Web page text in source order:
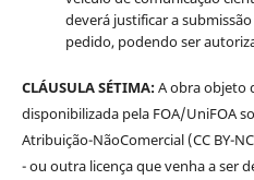
deverá justificar a
pedido, podendo ser
CLÁUSULA SÉTIMA:A obra objeto
disponibilizada pela FOA/UniFOA
Atribuição-NãoComercial (CC BY-
- ou outra licença que venha a ser